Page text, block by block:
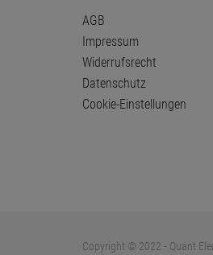
AGB
Impressum
Widerrufsrecht
Datenschutz
Cookie-Einstellungen
Copyright © 2022 - Quant